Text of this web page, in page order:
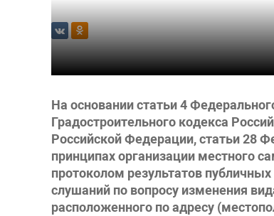
На основании статьи 4
Градостроительного кодекса
Российской Федерации, статьи 28
принципах организации местного
протоколом результатов
слушаний по вопросу изменения
расположенного по адресу